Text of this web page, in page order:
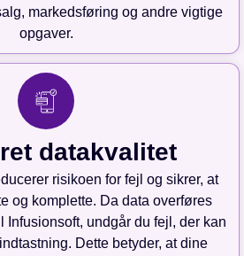
markedsføring og andre vigtige
opgaver.
datakvalitet
risikoen for fejl og sikrer, at
og komplette. Da data overføres
Infusionsoft, undgår du fejl, der kan
Dette betyder, at dine